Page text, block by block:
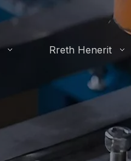
Rreth Henerit